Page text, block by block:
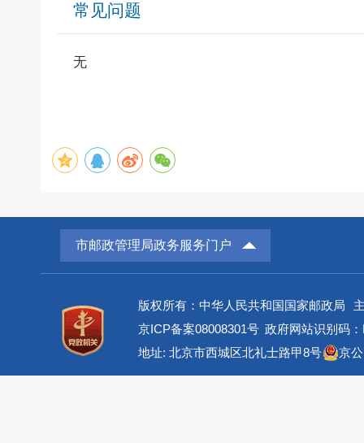
常见问题
无
市邮政管理局政务服务门户
版权所有：中华人民共和国国家邮政局
京ICP备案08008301号 政府网站识别码
地址: 北京市西城区北礼士路甲8号
京